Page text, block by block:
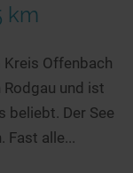
km
Kreis Offenbach
und ist
beliebt. Der See
Fast alle...